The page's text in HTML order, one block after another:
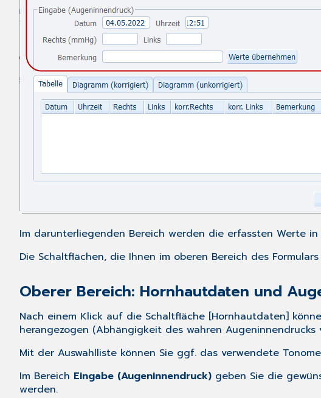
Im darunterliegenden Bereich werden die erfassten Werte
Die Schaltflächen, die Ihnen im oberen Bereich des
Oberer Bereich: Hornhautdaten und
Nach einem Klick auf die Schaltfläche [Hornhautdaten]
herangezogen (Abhängigkeit des wahren Augeninnendrucks
Mit der Auswahlliste können Sie ggf. das verwendete
Im Bereich Eingabe (Augeninnendruck) geben Sie die
werden.